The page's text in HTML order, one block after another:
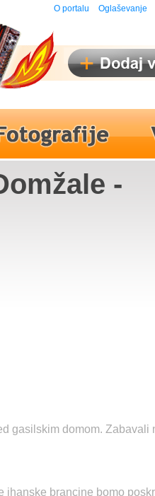
O portalu Oglaševanje
-
gasilskim domom. Zabavali
ihanske brancine bomo